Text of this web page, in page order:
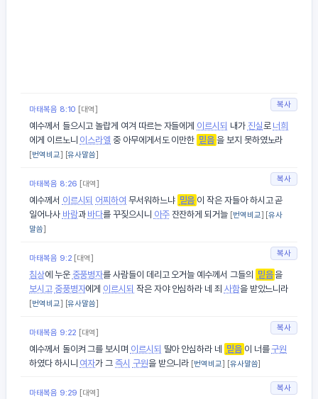
복사
마태복음 8:10 [대역]
예수께서 들으시고 놀랍게 여겨 따르는 자들에게 이르시되 내가 진실로 너희
에게 이르노니 이스라엘 중 아무에게서도 이만한 믿음 을 보지 못하였노라
[번역비교] [유사말씀]
복사
마태복음 8:26 [대역]
예수께서 이르시되 어찌하여 무서워하느냐 믿음 이 작은 자들아 하시고 곧
일어나사 바람과 바다를 꾸짖으시니 아주잔잔하게 되거늘 [번역비교] [유사
말씀]
복사
마태복음 9:2 [대역]
침상에 누운 중풍병자를 사람들이 데리고 오거늘 예수께서 그들의 믿음 을
보시고 중풍병자에게 이르시되 작은 자야 안심하라 네 죄 사함을 받았느니라
[번역비교] [유사말씀]
복사
마태복음 9:22 [대역]
예수께서 돌이켜 그를 보시며 이르시되 딸아 안심하라 네 믿음 이 너를구원
하였다 하시니 여자가 그즉시 구원을 받으니라 [번역비교] [유사말씀]
복사
마태복음 9:29 [대역]